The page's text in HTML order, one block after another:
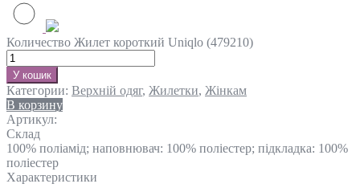
Количество Жилет короткий Uniqlo (479210)
У кошик
Категории: Верхній одяг, Жилетки, Жінкам
В корзину
Артикул:
Склад
100% поліамід; наповнювач: 100% поліестер; підкладка: 100%
поліестер
Характеристики